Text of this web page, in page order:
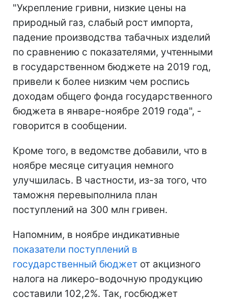
"Укрепление гривни, низкие цены на
природный газ, слабый рост импорта,
падение производства табачных изделий
по сравнению с показателями, учтенными
в государственном бюджете на 2019 год,
привели к более низким чем роспись
доходам общего фонда государственного
бюджета в январе-ноябре 2019 года", -
говорится в сообщении.
Кроме того, в ведомстве добавили, что в
ноябре месяце ситуация немного
улучшилась. В частности, из-за того, что
таможня перевыполнила план
поступлений на 300 млн гривен.
Напомним, в ноябре индикативные
показатели поступлений в
государственный бюджет от акцизного
налога на ликеро-водочную продукцию
составили 102,2%. Так, госбюджет